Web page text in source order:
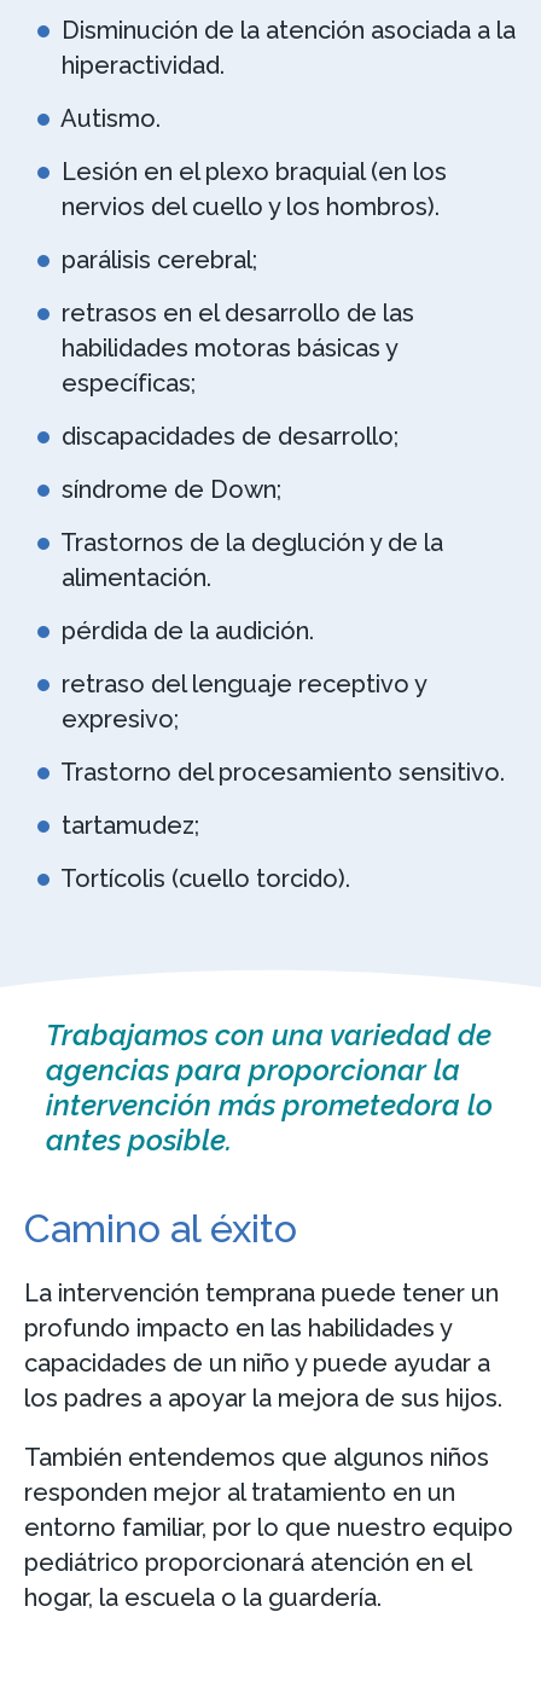
Disminución de la atención asociada a la
hiperactividad.
Autismo.
Lesión en el plexo braquial (en los
nervios del cuello y los hombros).
parálisis cerebral;
retrasos en el desarrollo de las
habilidades motoras básicas y
específicas;
discapacidades de desarrollo;
síndrome de Down;
Trastornos de la deglución y de la
alimentación.
pérdida de la audición.
retraso del lenguaje receptivo y
expresivo;
Trastorno del procesamiento sensitivo.
tartamudez;
Tortícolis (cuello torcido).
Trabajamos con una variedad de
agencias para proporcionar la
intervención más prometedora lo
antes posible.
Camino al éxito
La intervención temprana puede tener un
profundo impacto en las habilidades y
capacidades de un niño y puede ayudar a
los padres a apoyar la mejora de sus hijos.
También entendemos que algunos niños
responden mejor al tratamiento en un
entorno familiar, por lo que nuestro equipo
pediátrico proporcionará atención en el
hogar, la escuela o la guardería.